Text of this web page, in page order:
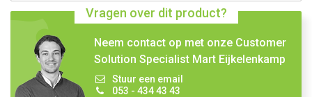
Vragen over dit product?
Neem contact op met onze Customer
Solution Specialist Mart Eijkelenkamp
Stuur een email
053 - 434 43 43